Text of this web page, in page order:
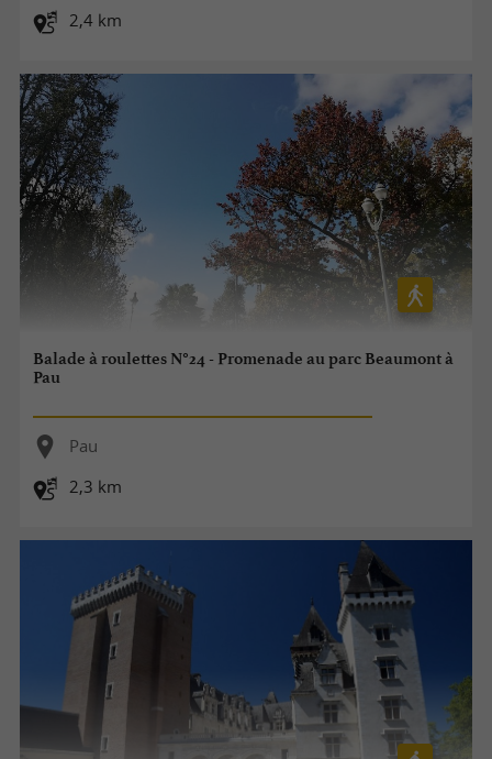
2,4 km
Balade à roulettes N°24 - Promenade au parc Beaumont à
Pau
Pau
2,3 km